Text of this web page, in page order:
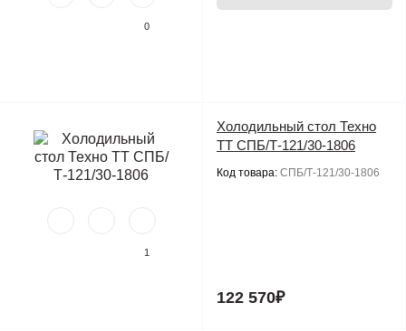
0
1
Холодильный стол Техно
ТТ СПБ/Т-121/30-1806
Код товара: СПБ/Т-121/30-1806
122 570₽